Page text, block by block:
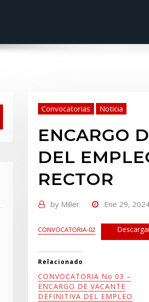
Convocatorias Noticia
ENCARGO
DEL
RECTOR
by Miller Ene 29,
CONVOCATORIA-02
Relacionado
CONVOCATORIA No 03 –
ENCARGO DE VACANTE
DEFINITIVA DEL EMPLEO